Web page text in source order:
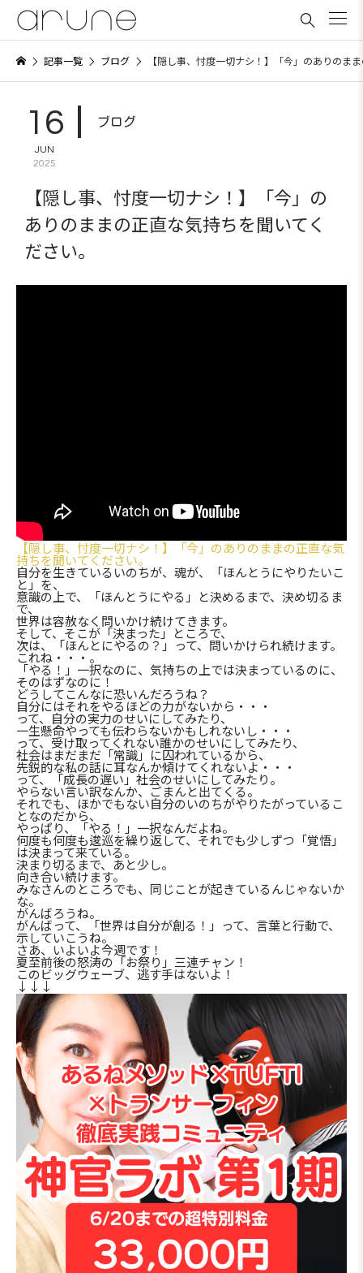

記事一覧 ブログ 【隠し事、忖度一切ナシ！】「今」のありのま
16
JUN
2025
ブログ
【隠し事、忖度一切ナシ！】「今」の
ありのままの正直な気持ちを聞いてく
ださい。
【隠し事、忖度一切ナシ！】「今」のありのままの正直な気
持ちを聞いてください。
自分を生きているいのちが、魂が、「ほんとうにやりたいこ
と」を、
意識の上で、「ほんとうにやる」と決めるまで、決め切るま
で、
世界は容赦なく問いかけ続けてきます。
そして、そこが「決まった」ところで、
次は、「ほんとにやるの？」って、問いかけられ続けます。
これね・・・。
「やる！」一択なのに、気持ちの上では決まっているのに、
そのはずなのに！
どうしてこんなに恐いんだろうね？
自分にはそれをやるほどの力がないから・・・
って、自分の実力のせいにしてみたり、
一生懸命やっても伝わらないかもしれないし・・・
って、受け取ってくれない誰かのせいにしてみたり、
社会はまだまだ「常識」に囚われているから、
先鋭的な私の話に耳なんか傾けてくれないよ・・・
って、「成長の遅い」社会のせいにしてみたり。
やらない言い訳なんか、ごまんと出てくる。
それでも、ほかでもない自分のいのちがやりたがっているこ
となのだから、
やっぱり、「やる！」一択なんだよね。
何度も何度も逡巡を繰り返して、それでも少しずつ「覚悟」
は決まって来ている。
決まり切るまで、あと少し。
向き合い続けます。
みなさんのところでも、同じことが起きているんじゃないか
な。
がんばろうね。
がんばって、「世界は自分が創る！」って、言葉と行動で、
示していこうね。
さあ、いよいよ今週です！
夏至前後の怒涛の「お祭り」三連チャン！
このビッグウェーブ、逃す手はないよ！
↓↓↓